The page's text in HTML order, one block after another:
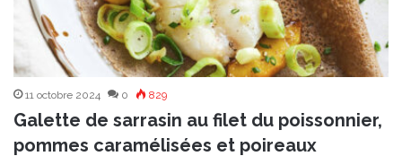
11 octobre 2024 0 829
Galette de sarrasin au filet du poissonnier,
pommes caramélisées et poireaux